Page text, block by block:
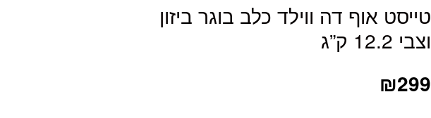
טייסט אוף דה ווילד כלב בוגר ביזון
וצבי 12.2 ק”ג
₪299